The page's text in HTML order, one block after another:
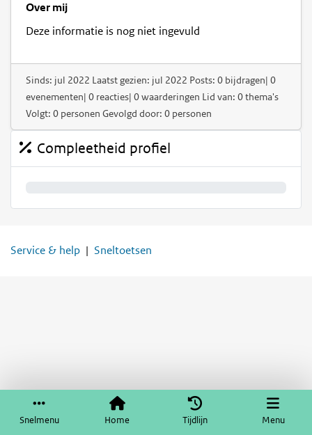
Snelmenu Home Tijdlijn Menu
Over mij
Deze informatie is nog niet ingevuld
Sinds: jul 2022 Laatst gezien: jul 2022 Posts: 0 bijdragen| 0
evenementen| 0 reacties| 0 waarderingen Lid van: 0 thema's
Volgt: 0 personen Gevolgd door: 0 personen
Compleetheid profiel
Service & help Sneltoetsen